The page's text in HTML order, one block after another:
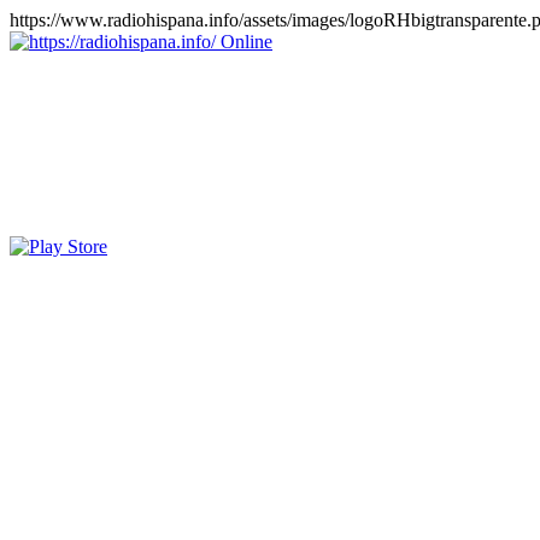
https://www.radiohispana.info/assets/images/
Online